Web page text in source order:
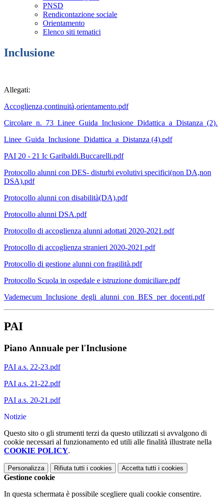
PNSD
Rendicontazione sociale
Orientamento
Elenco siti tematici
Inclusione
Allegati:
Accoglienza,continuità,orientamento.pdf
Linee_Guida_Inclusione_Didattica_a_Distanza (4).pdf
PAI 20 - 21 Ic Garibaldi.Buccarelli.pdf
Protocollo alunni con DES- disturbi evolutivi specifici(non DA,non
DSA).pdf
Protocollo alunni con disabilità(DA).pdf
Protocollo alunni DSA.pdf
Protocollo di accoglienza alunni adottati 2020-2021.pdf
Protocollo di accoglienza stranieri 2020-2021.pdf
Protocollo di gestione alunni con fragilità.pdf
Protocollo Scuola in ospedale e istruzione domiciliare.pdf
Vademecum_Inclusione_degli_alunni_con_BES_per_docenti.pdf
PAI
Piano Annuale per l'Inclusione
PAI a.s. 22-23.pdf
PAI a.s. 21-22.pdf
PAI a.s. 20-21.pdf
Notizie
Questo sito o gli strumenti terzi da questo utilizzati si avvalgono di
cookie necessari al funzionamento ed utili alle finalità illustrate nella
COOKIE POLICY.
Personalizza Rifiuta tutti i cookies Accetta tutti i cookies
Gestione cookie
In questa schermata è possibile scegliere quali cookie consentire.